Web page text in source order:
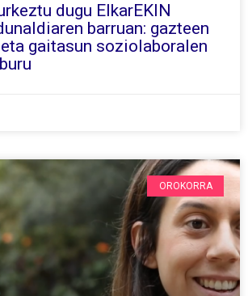
dugu ElkarEKIN
barruan: gazteen
gaitasun soziolaboralen
OROKORRA